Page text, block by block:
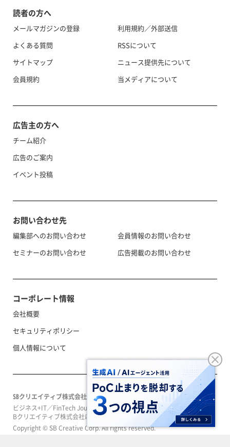
読者の方へ
メールマガジンの登録
よくある質問
サイトマップ
会員規約
利用規約／外部送信
RSSについて
ニュース提供先について
当メディアについて
広告主の方へ
チーム紹介
広告のご案内
イベント投稿
お問い合わせ先
編集部へのお問い合わせ
セミナーのお問い合わせ
会員情報のお問い合わせ
広告掲載のお問い合わせ
コーポレート情報
会社概要
セキュリティポリシー
個人情報について
SBクリエイティブ株式会社
ビジネス+IT／FinTech Journal／SeizoTrendはソフトバンクグループのS
Bクリエイティブ株式会社によって運営されています。
Copyright © SB Creative Corp. All rights reserved.